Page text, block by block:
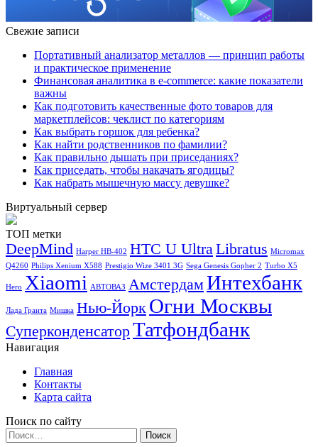
Свежие записи
Портативный анализатор металлов — принцип работы
и практическое применение
Финансовая аналитика в e-commerce: какие показатели
важны
Как подготовить качественные фото товаров для
маркетплейсов: чеклист по категориям
Как выбрать горшок для ребенка?
Как найти родственников по фамилии?
Как правильно дышать при приседаниях?
Как приседать, чтобы накачать ягодицы?
Как набрать мышечную массу девушке?
Виртуальный сервер
ТОП метки
DeepMind Harper HB-402 HTC U UltraLibratus Micromax
Q4260 Philips Xenium X588 Prestigio Wize 3401 3G Sega Genesis Gopher 2 Turbo X5
Hero Xiaomi АВТОВАЗ АмстердамИнтехбанк
Лада Гранта Мишка Нью-Йорк Огни Москвы
СуперконденсаторТатфондбанк
Навигация
Главная
Контакты
Карта сайта
Поиск по сайту
Найти: